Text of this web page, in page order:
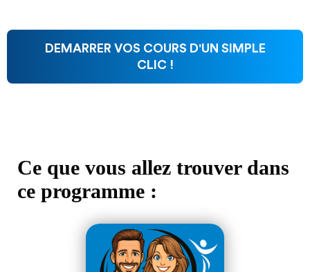
DEMARRER VOS COURS D'UN SIMPLE
CLIC !
Ce que vous allez trouver dans
ce programme :